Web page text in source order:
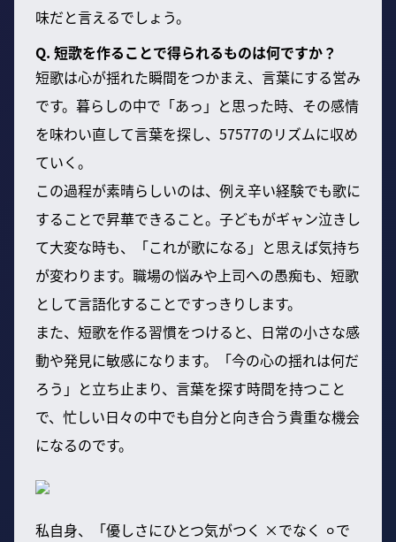
味だと言えるでしょう。
Q. 短歌を作ることで得られるものは何ですか？
短歌は心が揺れた瞬間をつかまえ、言葉にする営み
です。暮らしの中で「あっ」と思った時、その感情
を味わい直して言葉を探し、57577のリズムに収め
ていく。
この過程が素晴らしいのは、例え辛い経験でも歌に
することで昇華できること。子どもがギャン泣きし
て大変な時も、「これが歌になる」と思えば気持ち
が変わります。職場の悩みや上司への愚痴も、短歌
として言語化することですっきりします。
また、短歌を作る習慣をつけると、日常の小さな感
動や発見に敏感になります。「今の心の揺れは何だ
ろう」と立ち止まり、言葉を探す時間を持つこと
で、忙しい日々の中でも自分と向き合う貴重な機会
になるのです。
私自身、「優しさにひとつ気がつく ×でなく ⚪︎で